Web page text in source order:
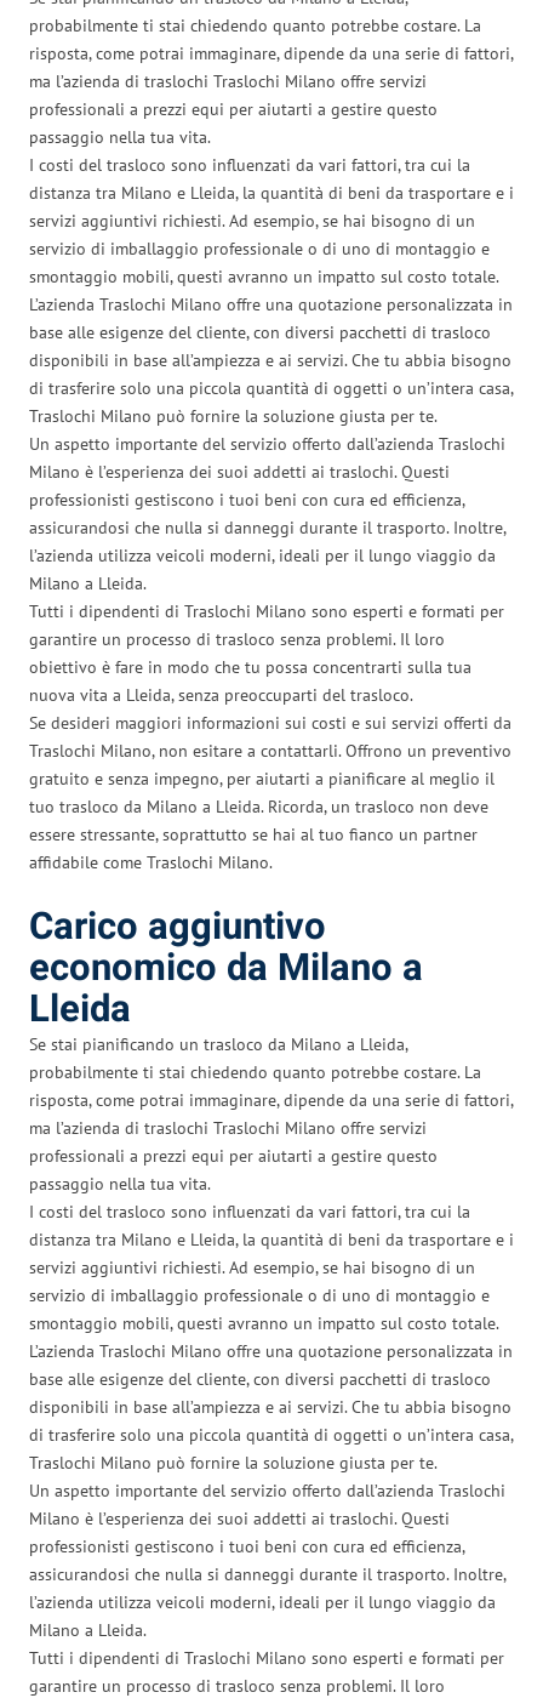
probabilmente ti stai chiedendo quanto potrebbe costare. La
risposta, come potrai immaginare, dipende da una serie di fattori,
ma l’azienda di traslochi Traslochi Milano offre servizi
professionali a prezzi equi per aiutarti a gestire questo
passaggio nella tua vita.
I costi del trasloco sono influenzati da vari fattori, tra cui la
distanza tra Milano e Lleida, la quantità di beni da trasportare e i
servizi aggiuntivi richiesti. Ad esempio, se hai bisogno di un
servizio di imballaggio professionale o di uno di montaggio e
smontaggio mobili, questi avranno un impatto sul costo totale.
L’azienda Traslochi Milano offre una quotazione personalizzata in
base alle esigenze del cliente, con diversi pacchetti di trasloco
disponibili in base all’ampiezza e ai servizi. Che tu abbia bisogno
di trasferire solo una piccola quantità di oggetti o un’intera casa,
Traslochi Milano può fornire la soluzione giusta per te.
Un aspetto importante del servizio offerto dall’azienda Traslochi
Milano è l’esperienza dei suoi addetti ai traslochi. Questi
professionisti gestiscono i tuoi beni con cura ed efficienza,
assicurandosi che nulla si danneggi durante il trasporto. Inoltre,
l’azienda utilizza veicoli moderni, ideali per il lungo viaggio da
Milano a Lleida.
Tutti i dipendenti di Traslochi Milano sono esperti e formati per
garantire un processo di trasloco senza problemi. Il loro
obiettivo è fare in modo che tu possa concentrarti sulla tua
nuova vita a Lleida, senza preoccuparti del trasloco.
Se desideri maggiori informazioni sui costi e sui servizi offerti da
Traslochi Milano, non esitare a contattarli. Offrono un preventivo
gratuito e senza impegno, per aiutarti a pianificare al meglio il
tuo trasloco da Milano a Lleida. Ricorda, un trasloco non deve
essere stressante, soprattutto se hai al tuo fianco un partner
affidabile come Traslochi Milano.
Carico aggiuntivo
economico da Milano a
Lleida
Se stai pianificando un trasloco da Milano a Lleida,
probabilmente ti stai chiedendo quanto potrebbe costare. La
risposta, come potrai immaginare, dipende da una serie di fattori,
ma l’azienda di traslochi Traslochi Milano offre servizi
professionali a prezzi equi per aiutarti a gestire questo
passaggio nella tua vita.
I costi del trasloco sono influenzati da vari fattori, tra cui la
distanza tra Milano e Lleida, la quantità di beni da trasportare e i
servizi aggiuntivi richiesti. Ad esempio, se hai bisogno di un
servizio di imballaggio professionale o di uno di montaggio e
smontaggio mobili, questi avranno un impatto sul costo totale.
L’azienda Traslochi Milano offre una quotazione personalizzata in
base alle esigenze del cliente, con diversi pacchetti di trasloco
disponibili in base all’ampiezza e ai servizi. Che tu abbia bisogno
di trasferire solo una piccola quantità di oggetti o un’intera casa,
Traslochi Milano può fornire la soluzione giusta per te.
Un aspetto importante del servizio offerto dall’azienda Traslochi
Milano è l’esperienza dei suoi addetti ai traslochi. Questi
professionisti gestiscono i tuoi beni con cura ed efficienza,
assicurandosi che nulla si danneggi durante il trasporto. Inoltre,
l’azienda utilizza veicoli moderni, ideali per il lungo viaggio da
Milano a Lleida.
Tutti i dipendenti di Traslochi Milano sono esperti e formati per
garantire un processo di trasloco senza problemi. Il loro